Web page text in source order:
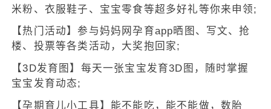
米粉、衣服鞋子、宝宝零食等超多好礼等你来申领;
【热门活动】参与妈妈网孕育app晒图、写文、抢
楼、投票等各类活动，大奖抱回家;
【3D发育图】每天一张宝宝发育3D图，随时掌握
宝宝发育动态;
【孕期育儿小工具】能不能吃，能不能做，数胎